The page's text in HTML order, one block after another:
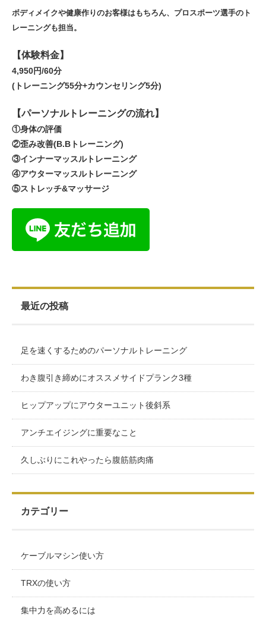
ボディメイクや健康作りのお客様はもちろん、プロスポーツ選手のト
レーニングも担当。
【体験料金】
4,950円/60分
(トレーニング55分+カウンセリング5分)
【パーソナルトレーニングの流れ】
①身体の評価
②歪み改善(B.Bトレーニング)
③インナーマッスルトレーニング
④アウターマッスルトレーニング
⑤ストレッチ&マッサージ
最近の投稿
足を速くするためのパーソナルトレーニング
わき腹引き締めにオススメサイドプランク3種
ヒップアップにアウターユニット後斜系
アンチエイジングに重要なこと
久しぶりにこれやったら腹筋筋肉痛
カテゴリー
ケーブルマシン使い方
TRXの使い方
集中力を高めるには